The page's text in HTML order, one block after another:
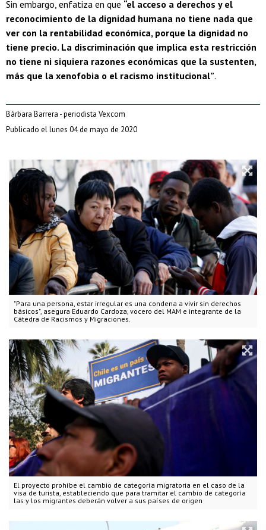
"Para una persona, estar irregular es una condena a vivir sin derechos
básicos", asegura Eduardo Cardoza, vocero del MAM e integrante de la
Cátedra de Racismos y Migraciones.
El proyecto prohíbe el cambio de categoría migratoria en el caso de la
visa de turista, estableciendo que para tramitar el cambio de categoría
las y los migrantes deberán volver a sus países de origen
Sin embargo, enfatiza en que “el acceso a derechos y el
reconocimiento de la dignidad humana no tiene nada que
ver con la rentabilidad económica, porque la dignidad no
tiene precio. La discriminación que implica esta restricción
no tiene ni siquiera razones económicas que la sustenten,
más que la xenofobia o el racismo institucional”.
Bárbara Barrera - periodista Vexcom
Publicado el lunes 04 de mayo de 2020